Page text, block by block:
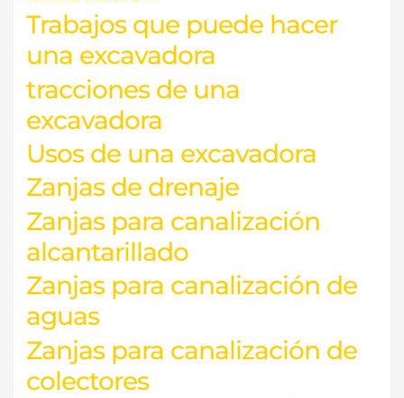
Trabajos que puede hacer
una excavadora
tracciones de una
excavadora
Usos de una excavadora
Zanjas de drenaje
Zanjas para canalización
alcantarillado
Zanjas para canalización de
aguas
Zanjas para canalización de
colectores